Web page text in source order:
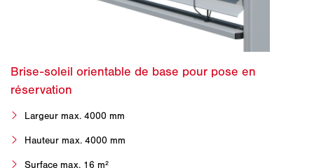
Largeur max. 4000 mm
Hauteur max. 4000 mm
Surface max. 16 m²